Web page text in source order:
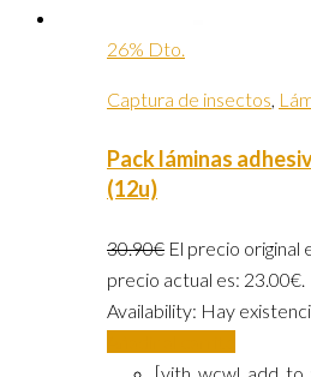
26% Dto.
Captura de insectos,
Pack láminas
(12u)
30.90€ El precio original
precio actual es: 23.00€.
Availability: Hay